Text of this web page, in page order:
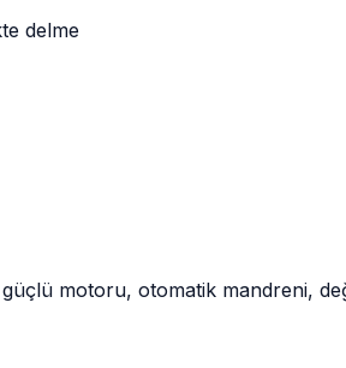
delme
motoru, otomatik mandreni,